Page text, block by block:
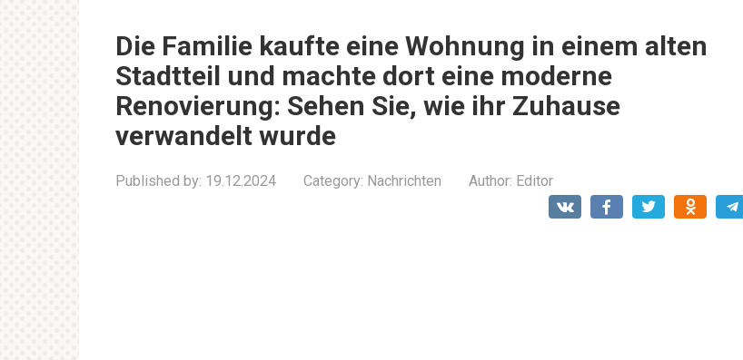
Die Familie kaufte eine Wohnung in einem alten
Stadtteil und machte dort eine moderne
Renovierung: Sehen Sie, wie ihr Zuhause
verwandelt wurde
Published by: 19.12.2024 Category: Nachrichten Author: Editor